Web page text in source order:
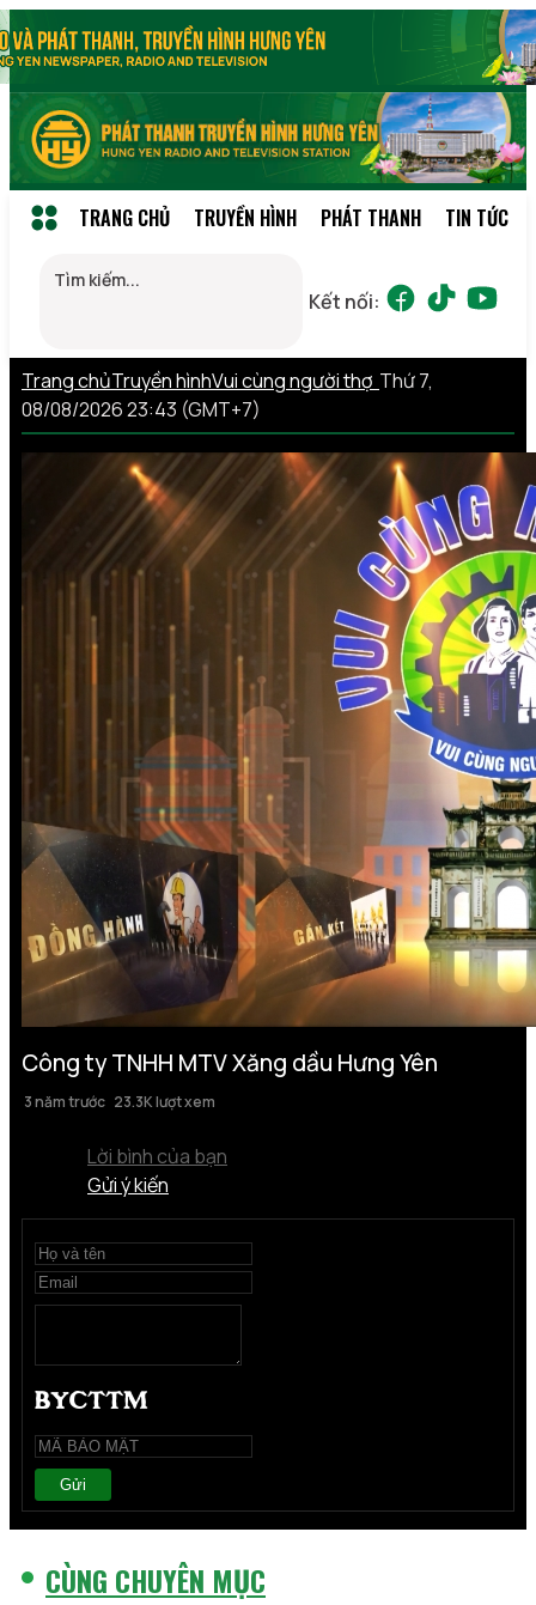
TRANG CHỦ TRUYỀN HÌNH PHÁT THANH TIN TỨC
Kết nối:
Trang chủTruyền hìnhVui cùng người thợ Thứ 7,
08/08/2026 23:43 (GMT+7)
Công ty TNHH MTV Xăng dầu Hưng Yên
3 năm trước 23.3K lượt xem
Lời bình của bạn
Gửi ý kiến
Gửi
CÙNG CHUYÊN MỤC